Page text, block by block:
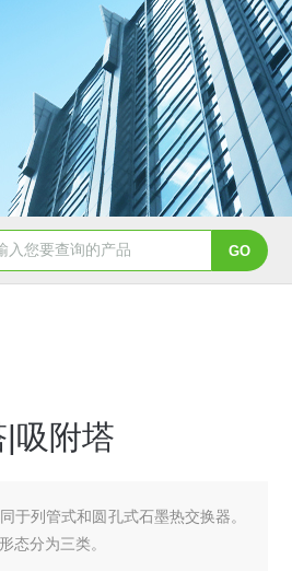
应 立式真空机组 按需定制
吸附塔
于列管式和圆孔式石墨热交换器。
态分为三类。